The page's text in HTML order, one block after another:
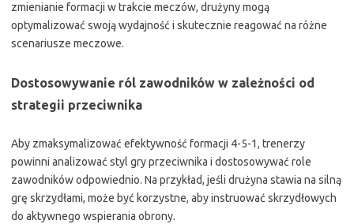
zmienianie formacji w trakcie meczów, drużyny mogą
optymalizować swoją wydajność i skutecznie reagować na różne
scenariusze meczowe.
Dostosowywanie ról zawodników w zależności od
strategii przeciwnika
Aby zmaksymalizować efektywność formacji 4-5-1, trenerzy
powinni analizować styl gry przeciwnika i dostosowywać role
zawodników odpowiednio. Na przykład, jeśli drużyna stawia na silną
grę skrzydłami, może być korzystne, aby instruować skrzydłowych
do aktywnego wspierania obrony.